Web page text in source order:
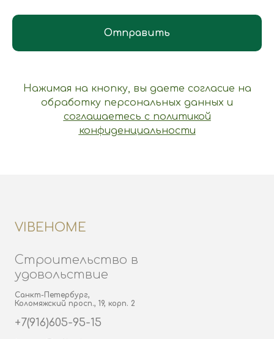
Отправить
Нажимая на кнопку, вы даете согласие на
обработку персональных данных и
соглашаетесь c политикой
конфиденциальности
VIBEHOME
Строительство в
удовольствие
Санкт-Петербург,
Коломяжский просп., 19, корп. 2
+7(916)605-95-15